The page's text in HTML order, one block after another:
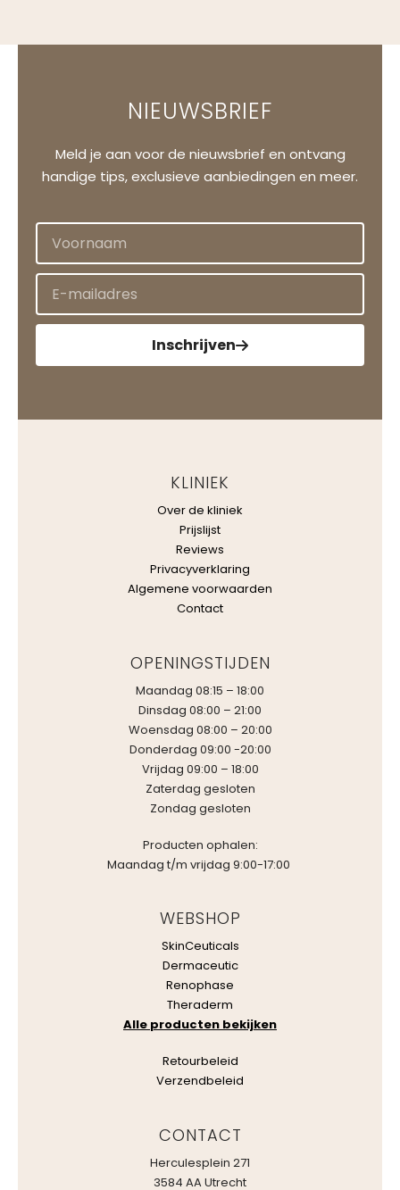
NIEUWSBRIEF
Meld je aan voor de nieuwsbrief en ontvang
handige tips, exclusieve aanbiedingen en meer.
Inschrijven
KLINIEK
Over de kliniek
Prijslijst
Reviews
Privacyverklaring
Algemene voorwaarden
Contact
OPENINGSTIJDEN
Maandag 08:15 – 18:00
Dinsdag 08:00 – 21:00
Woensdag 08:00 – 20:00
Donderdag 09:00 -20:00
Vrijdag 09:00 – 18:00
Zaterdag gesloten
Zondag gesloten
Producten ophalen:
Maandag t/m vrijdag 9:00-17:00
WEBSHOP
SkinCeuticals
Dermaceutic
Renophase
Theraderm
Alle producten bekijken
Retourbeleid
Verzendbeleid
CONTACT
Herculesplein 271
3584 AA Utrecht